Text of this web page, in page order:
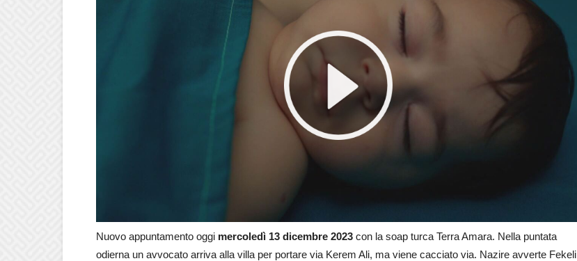
Nuovo appuntamento oggi mercoledì 13 dicembre 2023 con la soap turca Terra Amara. Nella puntata
odierna un avvocato arriva alla villa per portare via Kerem Ali, ma viene cacciato via. Nazire avverte Fekeli